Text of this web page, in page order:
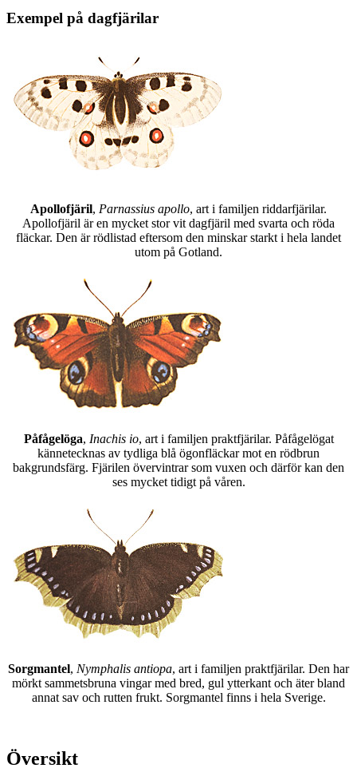
Exempel på dagfjärilar
Apollofjäril, Parnassius apollo, art i familjen riddarfjärilar.
Apollofjäril är en mycket stor vit dagfjäril med svarta och röda
fläckar. Den är rödlistad eftersom den minskar starkt i hela landet
utom på Gotland.
Påfågelöga, Inachis io, art i familjen praktfjärilar. Påfågelögat
kännetecknas av tydliga blå ögonfläckar mot en rödbrun
bakgrundsfärg. Fjärilen övervintrar som vuxen och därför kan den
ses mycket tidigt på våren.
Sorgmantel, Nymphalis antiopa, art i familjen praktfjärilar. Den har
mörkt sammetsbruna vingar med bred, gul ytterkant och äter bland
annat sav och rutten frukt. Sorgmantel finns i hela Sverige.
Översikt